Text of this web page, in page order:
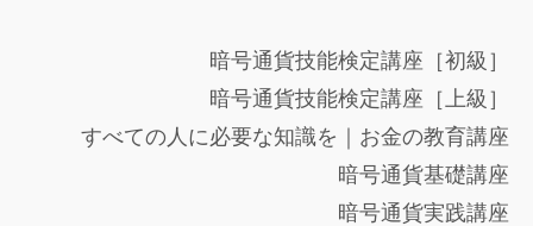
暗号通貨技能検定講座［初級］
暗号通貨技能検定講座［上級］
すべての人に必要な知識を｜お金の教育講座
暗号通貨基礎講座
暗号通貨実践講座